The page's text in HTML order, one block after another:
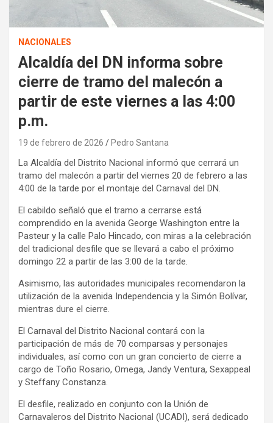
NACIONALES
Alcaldía del DN informa sobre
cierre de tramo del malecón a
partir de este viernes a las 4:00
p.m.
19 de febrero de 2026 Pedro Santana
La Alcaldía del Distrito Nacional informó que cerrará un
tramo del malecón a partir del viernes 20 de febrero a las
4:00 de la tarde por el montaje del Carnaval del DN.
El cabildo señaló que el tramo a cerrarse está
comprendido en la avenida George Washington entre la
Pasteur y la calle Palo Hincado, con miras a la celebración
del tradicional desfile que se llevará a cabo el próximo
domingo 22 a partir de las 3:00 de la tarde.
Asimismo, las autoridades municipales recomendaron la
utilización de la avenida Independencia y la Simón Bolívar,
mientras dure el cierre.
El Carnaval del Distrito Nacional contará con la
participación de más de 70 comparsas y personajes
individuales, así como con un gran concierto de cierre a
cargo de Toño Rosario, Omega, Jandy Ventura, Sexappeal
y Steffany Constanza.
El desfile, realizado en conjunto con la Unión de
Carnavaleros del Distrito Nacional (UCADI), será dedicado